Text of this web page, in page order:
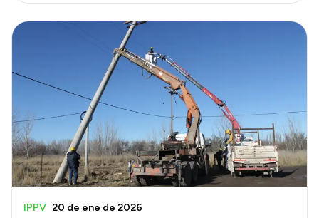
IPPV 20 de ene de 2026